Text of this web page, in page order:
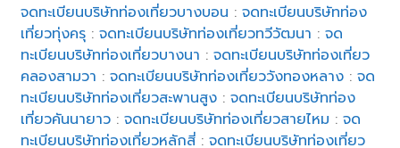
จดทะเบียนบริษัทท่องเที่ยวบางบอน :จดทะเบียนบริษัทท่อง
เที่ยวทุ่งครุ :จดทะเบียนบริษัทท่องเที่ยวทวีวัฒนา :จด
ทะเบียนบริษัทท่องเที่ยวบางนา :จดทะเบียนบริษัทท่องเที่ยว
คลองสามวา :จดทะเบียนบริษัทท่องเที่ยววังทองหลาง :จด
ทะเบียนบริษัทท่องเที่ยวสะพานสูง :จดทะเบียนบริษัทท่อง
เที่ยวคันนายาว :จดทะเบียนบริษัทท่องเที่ยวสายไหม :จด
ทะเบียนบริษัทท่องเที่ยวหลักสี่ :จดทะเบียนบริษัทท่องเที่ยว